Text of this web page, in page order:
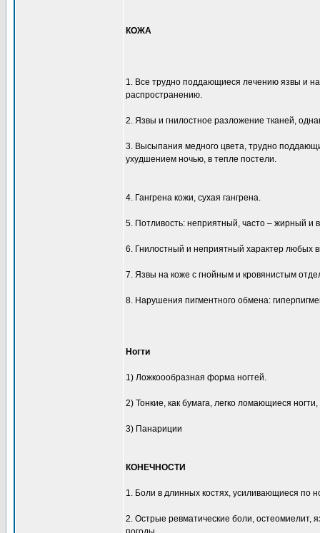
КОЖА
1. Все трудно поддающиеся лечению язвы и
распространению.
2. Язвы и гнилостное разложение тканей,
3. Высыпания медного цвета, трудно
ухудшением ночью, в тепле постели.
4. Гангрена кожи, сухая гангрена.
5. Потливость: неприятный, часто – жирный и
6. Гнилостный и неприятный характер любых
7. Язвы на коже с гнойным и кровянистым
8. Нарушения пигментного обмена:
Ногти
1) Ложкоообразная форма ногтей.
2) Тонкие, как бумага, легко ломающиеся ногти,
3) Панариции
КОНЕЧНОСТИ
1. Боли в длинных костях, усиливающиеся по
2. Острые ревматические боли, остеомиелит,